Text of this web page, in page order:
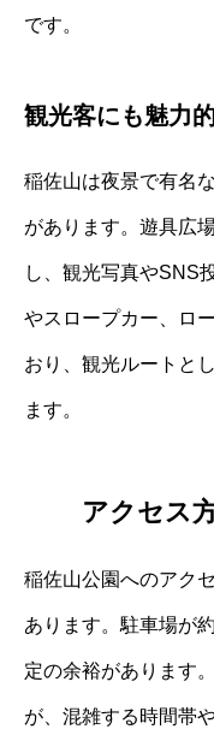
です。
観光客にも魅力
稲佐山は夜景で有名
があります。遊具広
し、観光写真やSNS
やスロープカー、ロ
おり、観光ルートと
ます。
アクセス
稲佐山公園へのアク
あります。駐車場が
定の余裕があります
が、混雑する時間帯